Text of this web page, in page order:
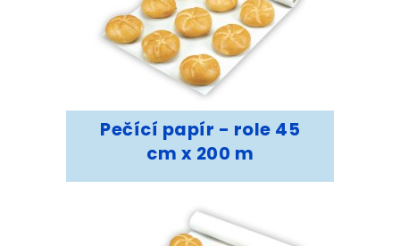
Pečící papír - role 45
cm x 200 m